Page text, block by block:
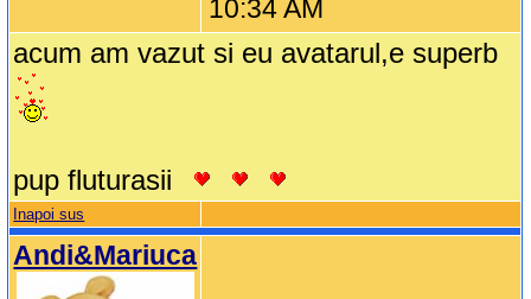
10:34 AM
acum am vazut si eu avatarul,e superb
pup fluturasii
Inapoi sus
Andi&Mariuca